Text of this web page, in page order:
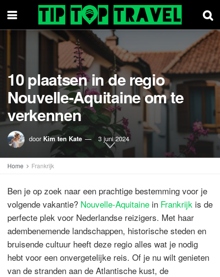
10 plaatsen in de regio
Nouvelle-Aquitaine om te
verkennen
door Kim ten Kate 3 juni 2024
Home Frankrijk
Ben je op zoek naar een prachtige bestemming voor je
volgende vakantie? Nouvelle-Aquitaine in Frankrijk is de
perfecte plek voor Nederlandse reizigers. Met haar
adembenemende landschappen, historische steden en
bruisende cultuur heeft deze regio alles wat je nodig
hebt voor een onvergetelijke reis. Of je nu wilt genieten
van de stranden aan de Atlantische kust, de